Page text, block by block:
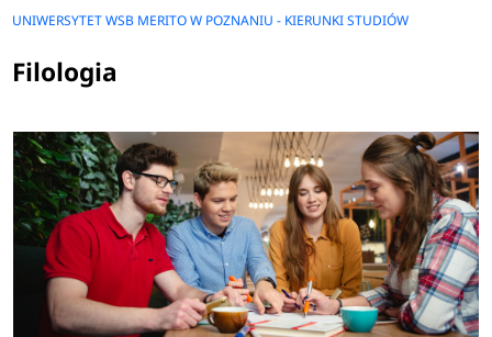
UNIWERSYTET WSB MERITO W POZNANIU - KIERUNKI STUDIÓW
Filologia